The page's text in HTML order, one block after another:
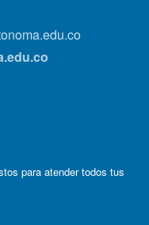
para atender todos tus